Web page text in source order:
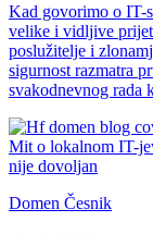
Kad govorimo o IT-
velike i vidljive
poslužitelje i
sigurnost razmatra
svakodnevnog rada
Mit o lokalnom IT-
nije dovoljan
Domen Česnik